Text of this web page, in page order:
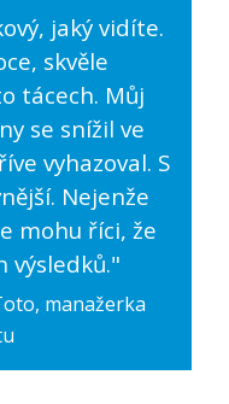
jaký vidíte.
skvěle
tácech. Můj
se snížil ve
vyhazoval. S
Nejenže
mohu říci, že
výsledků."
manažerka